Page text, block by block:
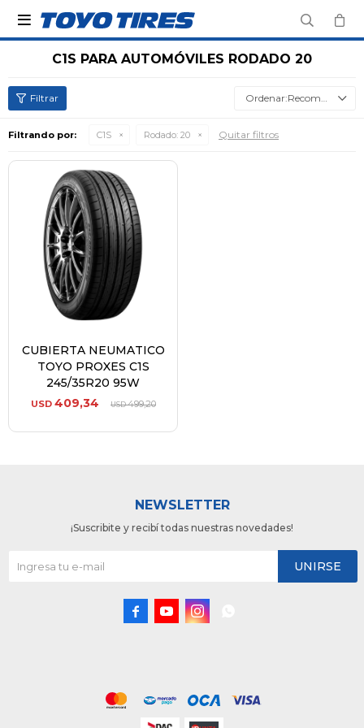

C1S PARA AUTOMÓVILES RODADO 20
Recomendados
Filtrando por: C1S Rodado: 20 Quitar filtros
CUBIERTA NEUMATICO
TOYO PROXES C1S
245/35R20 95W
USD 409,34 USD499,20
NEWSLETTER
¡Suscribite y recibí todas nuestras novedades!
UNIRSE
  